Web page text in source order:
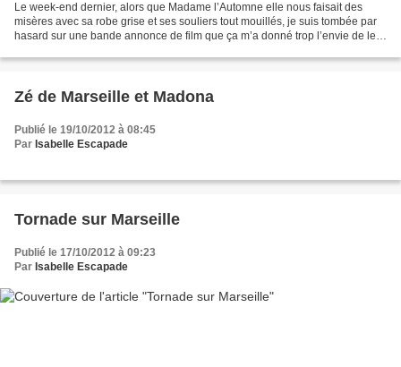
Le week-end dernier, alors que Madame l’Automne elle nous faisait des
misères avec sa robe grise et ses souliers tout mouillés, je suis tombée par
hasard sur une bande annonce de film que ça m’a donné trop l’envie de le
Zé de Marseille et Madona
Publié le 19/10/2012 à 08:45
Par Isabelle Escapade
Tornade sur Marseille
Publié le 17/10/2012 à 09:23
Par Isabelle Escapade